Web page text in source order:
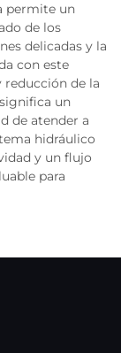
permite un
de los
delicadas y la
con este
reducción de la
un
de atender a
hidráulico
y un flujo
para